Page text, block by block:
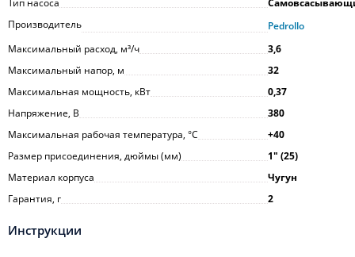
Тип насоса
Производитель
Pedrollo
Максимальный расход, м³/ч
3,6
Максимальный напор, м
32
Максимальная мощность, кВт
0,37
Напряжение, В
380
Максимальная рабочая температура, °С
+40
Размер присоединения, дюймы (мм)
1ʺ (25)
Материал корпуса
Чугун
Гарантия, г
2
Инструкции